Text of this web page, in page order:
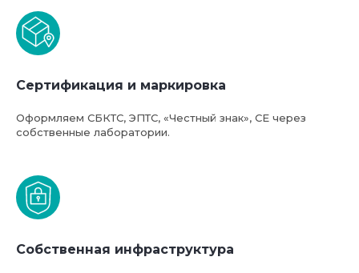
Сертификация и маркировка
Оформляем СБКТС, ЭПТС, «Честный знак», СЕ через
собственные лаборатории.
Собственная инфраструктура